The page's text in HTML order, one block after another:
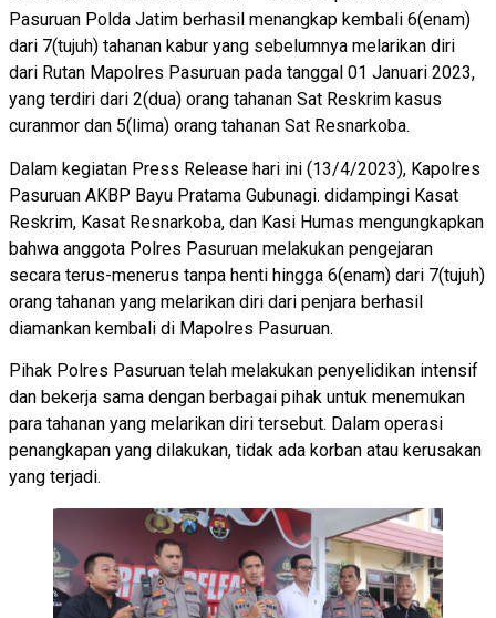
Pasuruan Polda Jatim berhasil menangkap kembali 6(enam)
dari 7(tujuh) tahanan kabur yang sebelumnya melarikan diri
dari Rutan Mapolres Pasuruan pada tanggal 01 Januari 2023,
yang terdiri dari 2(dua) orang tahanan Sat Reskrim kasus
curanmor dan 5(lima) orang tahanan Sat Resnarkoba.
Dalam kegiatan Press Release hari ini (13/4/2023), Kapolres
Pasuruan AKBP Bayu Pratama Gubunagi. didampingi Kasat
Reskrim, Kasat Resnarkoba, dan Kasi Humas mengungkapkan
bahwa anggota Polres Pasuruan melakukan pengejaran
secara terus-menerus tanpa henti hingga 6(enam) dari 7(tujuh)
orang tahanan yang melarikan diri dari penjara berhasil
diamankan kembali di Mapolres Pasuruan.
Pihak Polres Pasuruan telah melakukan penyelidikan intensif
dan bekerja sama dengan berbagai pihak untuk menemukan
para tahanan yang melarikan diri tersebut. Dalam operasi
penangkapan yang dilakukan, tidak ada korban atau kerusakan
yang terjadi.